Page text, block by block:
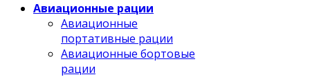
Авиационные рации
Авиационные
портативные рации
Авиационные бортовые
рации